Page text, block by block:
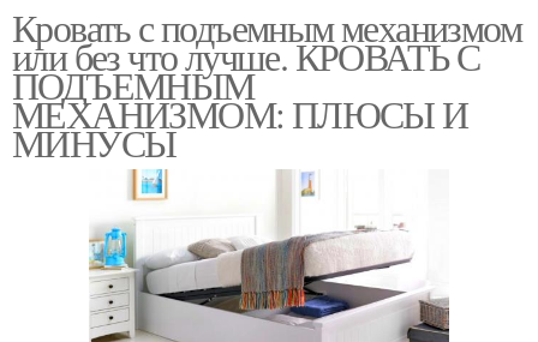
Кровать с подъемным механизмом
или без что лучше. КРОВАТЬ С
ПОДЪЕМНЫМ
МЕХАНИЗМОМ: ПЛЮСЫ И
МИНУСЫ